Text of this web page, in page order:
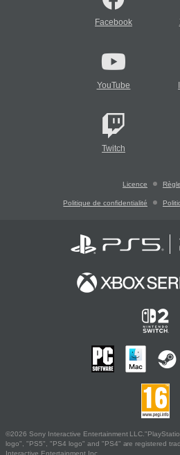
Facebook
YouTube
Twitch
Licence
Politique de confidentialité
©2026 Sony Interactive Entertainment
logo", "PS5", "PS4 logo" and "PS4" are registered
Interactive Entertainment Inc.